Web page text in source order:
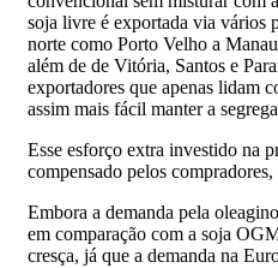
soja livre é exportada via vários
norte como Porto Velho a
além de de Vitória, Santos e
exportadores que apenas lidam
assim mais fácil manter a
Esse esforço extra investido na
compensado pelos compradores,
Embora a demanda pela
em comparação com a soja
cresça, já que a demanda na